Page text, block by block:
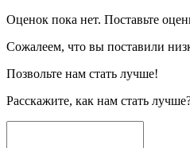
Оценок пока нет. Поставьте
Сожалеем, что вы поставили
Позвольте нам стать лучше!
Расскажите, как нам стать